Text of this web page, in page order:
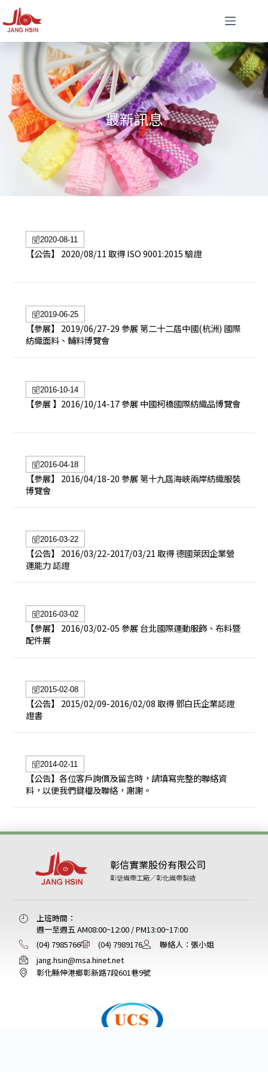
最新訊息
2020-08-11
【公告】 2020/08/11 取得 ISO 9001:2015 驗證
2019-06-25
【參展】 2019/06/27-29 參展 第二十二屆中國(杭洲) 國際
紡織面料、輔料博覽會
2016-10-14
【參展 】2016/10/14-17 參展 中國柯橋國際紡織品博覽會
2016-04-18
【參展】 2016/04/18-20 參展 第十九屆海峽兩岸紡織服裝
博覽會
2016-03-22
【公告】 2016/03/22-2017/03/21 取得 德國萊因企業營
運能力 認證
2016-03-02
【參展】 2016/03/02-05 參展 台北國際運動服飾、布料暨
配件展
2015-02-08
【公告】 2015/02/09-2016/02/08 取得 鄧白氏企業認證
證書
2014-02-11
【公告】各位客戶詢價及留言時，請填寫完整的聯絡資
料，以便我們鍵檔及聯絡，謝謝。
彰信實業股份有限公司
彰信織帶工廠／彰化織帶製造
上班時間：
週一至週五 AM08:00~12:00 / PM13:00~17:00
(04) 7985766
(04) 7989176
聯絡人：張小姐
jang.hsin@msa.hinet.net
彰化縣伸港鄉彰新路7段601巷9號